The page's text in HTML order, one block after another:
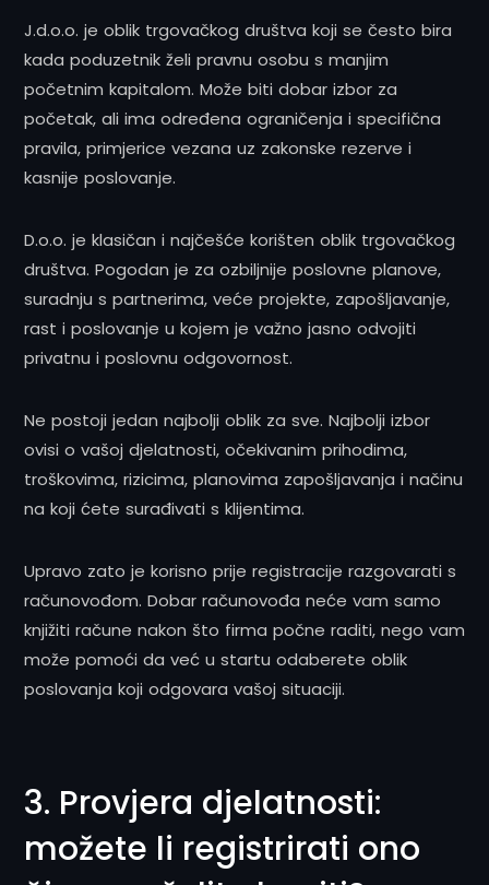
J.d.o.o. je oblik trgovačkog društva koji se često bira
kada poduzetnik želi pravnu osobu s manjim
početnim kapitalom. Može biti dobar izbor za
početak, ali ima određena ograničenja i specifična
pravila, primjerice vezana uz zakonske rezerve i
kasnije poslovanje.
D.o.o. je klasičan i najčešće korišten oblik trgovačkog
društva. Pogodan je za ozbiljnije poslovne planove,
suradnju s partnerima, veće projekte, zapošljavanje,
rast i poslovanje u kojem je važno jasno odvojiti
privatnu i poslovnu odgovornost.
Ne postoji jedan najbolji oblik za sve. Najbolji izbor
ovisi o vašoj djelatnosti, očekivanim prihodima,
troškovima, rizicima, planovima zapošljavanja i načinu
na koji ćete surađivati s klijentima.
Upravo zato je korisno prije registracije razgovarati s
računovođom. Dobar računovođa neće vam samo
knjižiti račune nakon što firma počne raditi, nego vam
može pomoći da već u startu odaberete oblik
poslovanja koji odgovara vašoj situaciji.
3. Provjera djelatnosti:
možete li registrirati ono